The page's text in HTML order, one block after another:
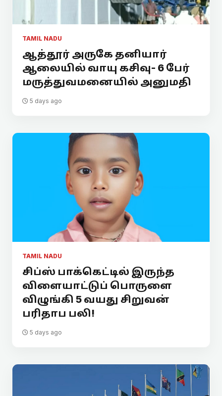
TAMIL NADU
ஆத்தூர் அருகே தனியார்
ஆலையில் வாயு கசிவு- 6 பேர்
மருத்துவமனையில் அனுமதி
5 days ago
TAMIL NADU
சிப்ஸ் பாக்கெட்டில் இருந்த
விளையாட்டுப் பொருளை
விழுங்கி 5 வயது சிறுவன்
பரிதாப பலி!
5 days ago